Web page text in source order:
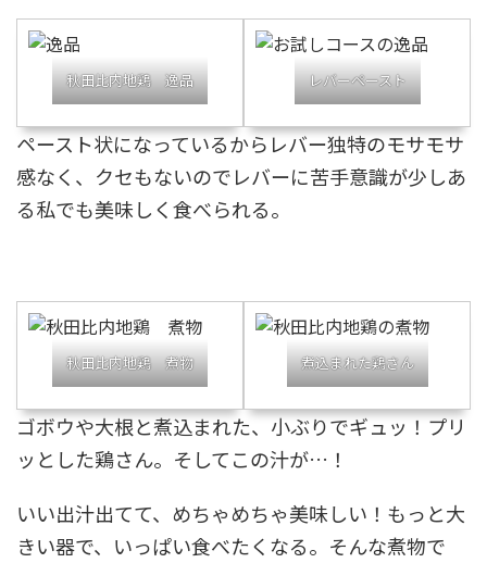
秋田比内地鶏 逸品 レバーペースト
ペースト状になっているからレバー独特のモサモサ
感なく、クセもないのでレバーに苦手意識が少しあ
る私でも美味しく食べられる。
秋田比内地鶏 煮物 煮込まれた鶏さん
ゴボウや大根と煮込まれた、小ぶりでギュッ！プリ
ッとした鶏さん。そしてこの汁が…！
いい出汁出てて、めちゃめちゃ美味しい！もっと大
きい器で、いっぱい食べたくなる。そんな煮物で